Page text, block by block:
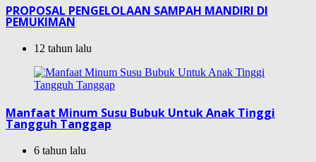
PROPOSAL PENGELOLAAN SAMPAH MANDIRI DI
PEMUKIMAN
12 tahun lalu
Manfaat Minum Susu Bubuk Untuk Anak Tinggi
Tangguh Tanggap
6 tahun lalu